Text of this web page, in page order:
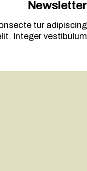
Newsletter
tur adipiscing
Integer vestibulum